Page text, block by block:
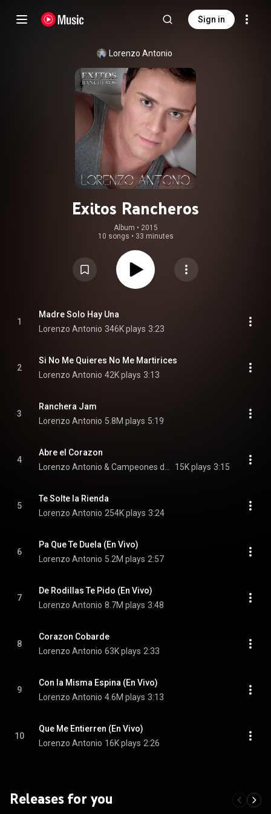
Sign in
Lorenzo Antonio
Exitos Rancheros
Album • 2015
10 songs • 33 minutes
1
Madre Solo Hay Una
Lorenzo Antonio 346K plays 3:23
2
Si No Me Quieres No Me Martirices
Lorenzo Antonio 42K plays 3:13
3
Ranchera Jam
Lorenzo Antonio 5.8M plays 5:19
4
Abre el Corazon
15K plays 3:15
5
Te Solte la Rienda
Lorenzo Antonio 254K plays 3:24
6
Pa Que Te Duela (En Vivo)
Lorenzo Antonio 5.2M plays 2:57
7
De Rodillas Te Pido (En Vivo)
Lorenzo Antonio 8.7M plays 3:48
8
Corazon Cobarde
Lorenzo Antonio 63K plays 2:33
9
Con la Misma Espina (En Vivo)
Lorenzo Antonio 4.6M plays 3:13
10
Que Me Entierren (En Vivo)
Lorenzo Antonio 16K plays 2:26
Releases for you